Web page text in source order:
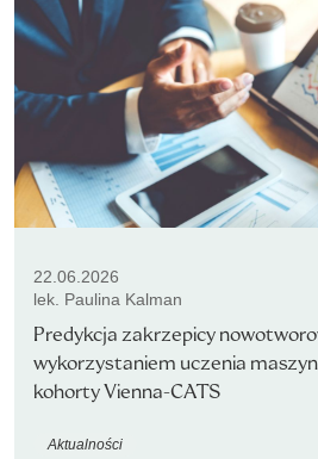
22.06.2026
lek. Paulina Kalman
Predykcja zakrzepicy
wykorzystaniem uczenia
kohorty Vienna-CATS
Aktualności